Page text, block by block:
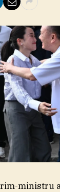
ministru